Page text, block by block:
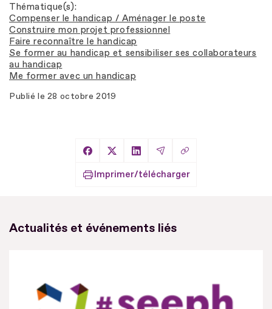
Thématique(s)
Compenser le handicap / Aménager le poste
Construire mon projet professionnel
Faire reconnaître le handicap
Se former au handicap et sensibiliser ses collaborateurs
au handicap
Me former avec un handicap
Publié le 28 octobre 2019
Partager sur Facebook
Partager sur X
Partager sur LinkedIn
Partager par Email
Copier le lien
Imprimer/télécharger
Actualités et événements liés